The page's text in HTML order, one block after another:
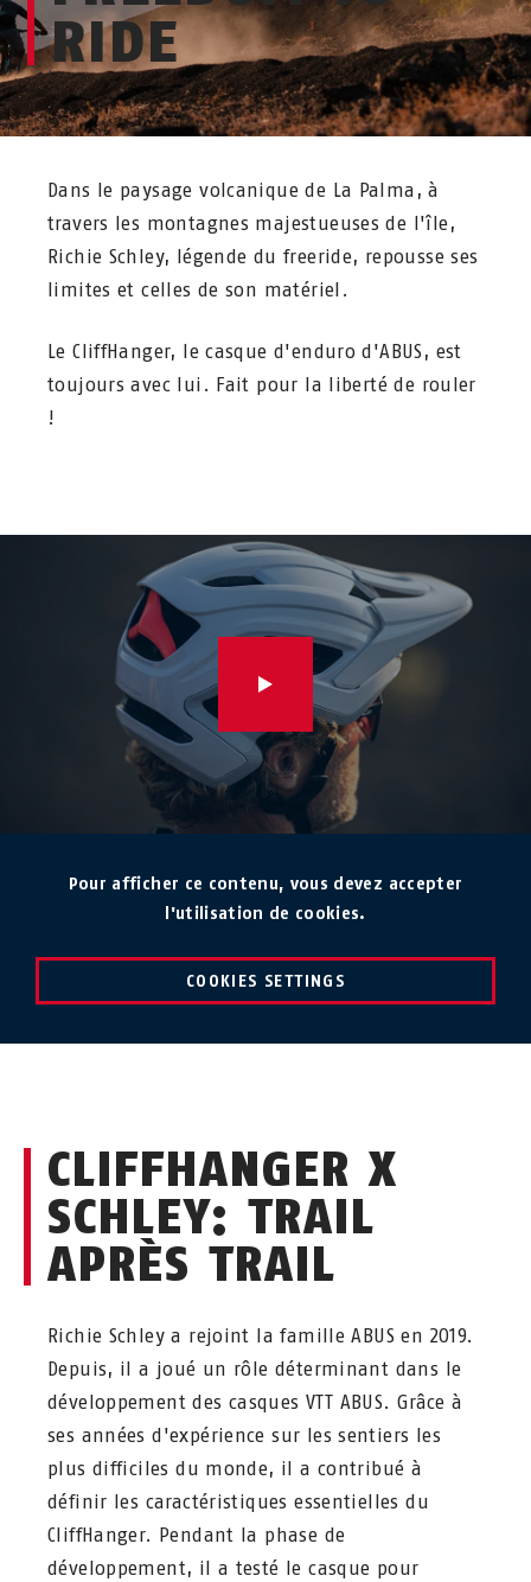
RIDE
Dans le paysage volcanique de La Palma, à
travers les montagnes majestueuses de l'île,
Richie Schley, légende du freeride, repousse ses
limites et celles de son matériel.
Le CliffHanger, le casque d'enduro d'ABUS, est
toujours avec lui. Fait pour la liberté de rouler
!
Pour afficher ce contenu, vous devez accepter
l'utilisation de cookies.
COOKIES SETTINGS
CLIFFHANGER X
SCHLEY: TRAIL
APRÈS TRAIL
Richie Schley a rejoint la famille ABUS en 2019.
Depuis, il a joué un rôle déterminant dans le
développement des casques VTT ABUS. Grâce à
ses années d'expérience sur les sentiers les
plus difficiles du monde, il a contribué à
définir les caractéristiques essentielles du
CliffHanger. Pendant la phase de
développement, il a testé le casque pour